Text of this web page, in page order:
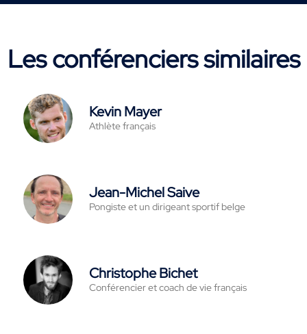
Les conférenciers similaires
Kevin Mayer
Athlète français
Jean-Michel Saive
Pongiste et un dirigeant sportif belge
Christophe Bichet
Conférencier et coach de vie français